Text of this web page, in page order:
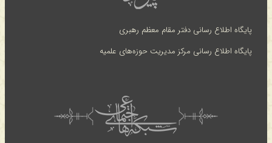
پایگاه اطلاع رسانی دفتر مقام معظم رهبری
پایگاه اطلاع رسانی مرکز مدیریت حوزه‌های علمیه